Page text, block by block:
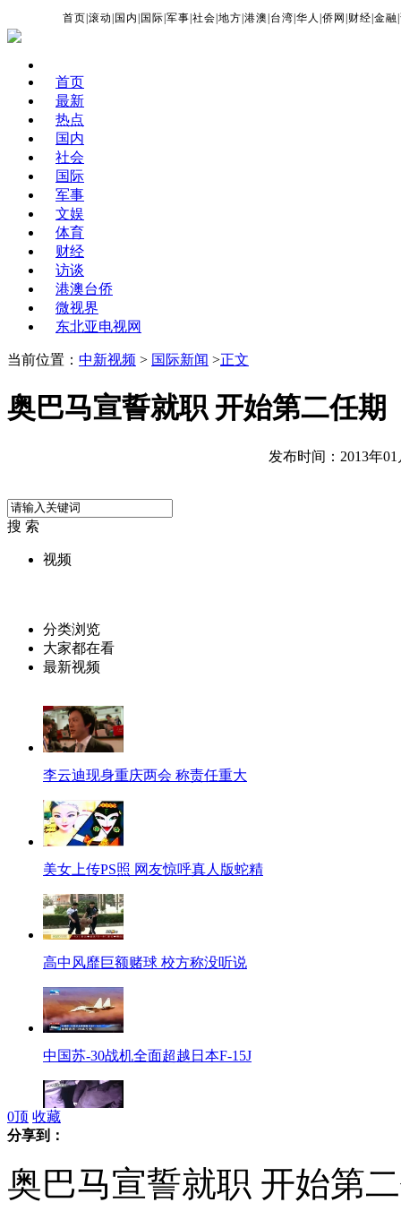
首页 |滚动 国内 国际 |军事 |社会 |地方 |港澳 台湾 |华人 |侨网 财经 |金融 |
首页
最新
热点
国内
社会
国际
军事
文娱
体育
财经
访谈
港澳台侨
微视界
东北亚电视网
当前位置： 中新视频 > 国际新闻 >正文
奥巴马宣誓就职 开始第二任期
发布时间：2013年01
搜 索
视频
分类浏览
大家都在看
最新视频
李云迪现身重庆两会 称责任重大
美女上传PS照 网友惊呼真人版蛇精
高中风靡巨额赌球 校方称没听说
中国苏-30战机全面超越日本F-15J
0顶 收藏
分享到：
奥巴马宣誓就职 开始第